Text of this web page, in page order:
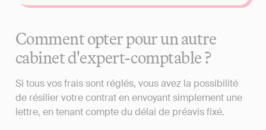
Comment opter pour un autre
cabinet d'expert-comptable ?
Si tous vos frais sont réglés, vous avez la possibilité
de résilier votre contrat en envoyant simplement une
lettre, en tenant compte du délai de préavis fixé.